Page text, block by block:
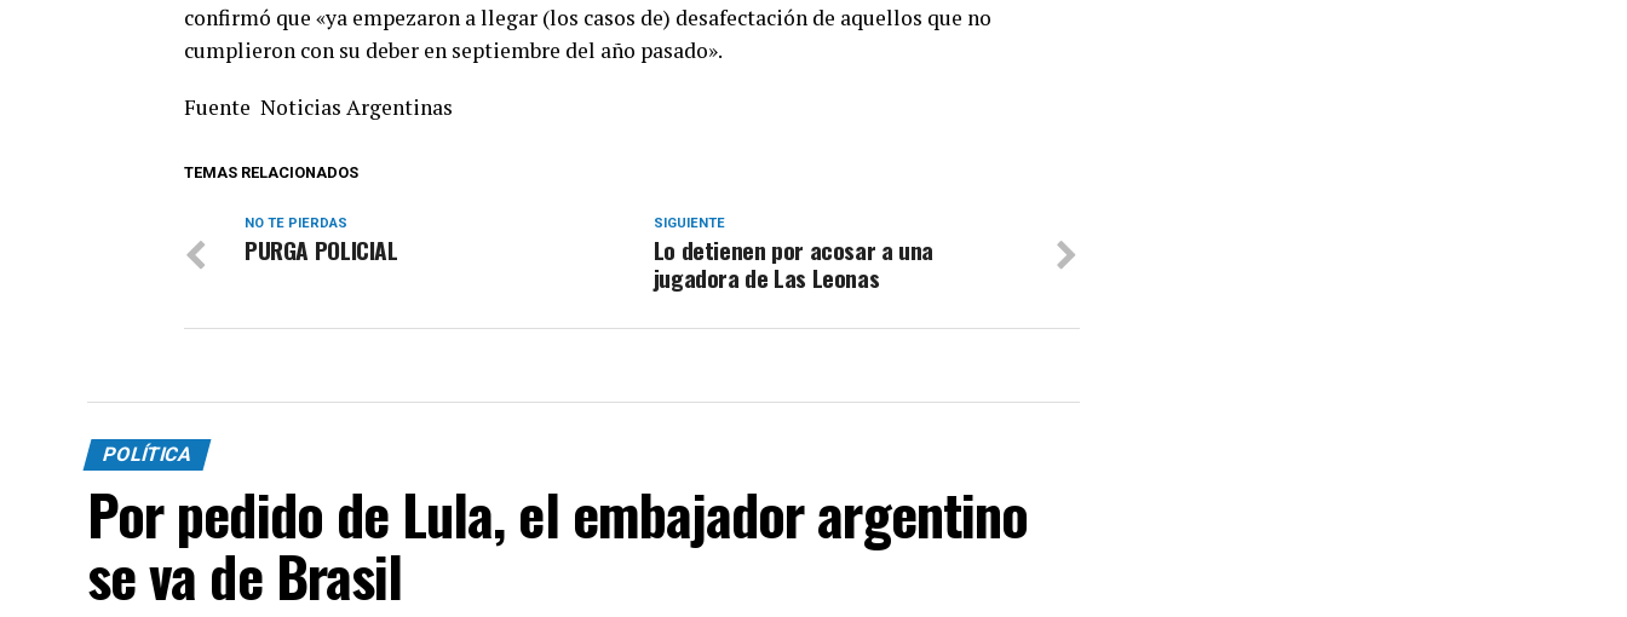
confirmó que «ya empezaron a llegar (los casos de) desafectación de aquellos que no
cumplieron con su deber en septiembre del año pasado».
Fuente Noticias Argentinas
TEMAS RELACIONADOS
SIGUIENTE
Lo detienen por acosar a una
jugadora de Las Leonas
NO TE PIERDAS
PURGA POLICIAL
POLÍTICA
Por pedido de Lula, el embajador argentino
se va de Brasil